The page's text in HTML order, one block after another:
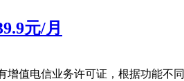
元/月
值电信业务许可证，根据功能不